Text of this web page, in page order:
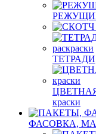
ЦВЕТНАЯ
краски
ФАСОВКА,